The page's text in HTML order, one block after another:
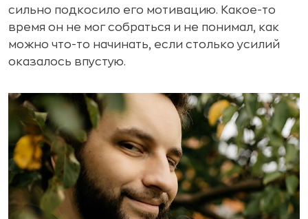
сильно подкосило его мотивацию. Какое-то
время он не мог собраться и не понимал, как
можно что-то начинать, если столько усилий
оказалось впустую.